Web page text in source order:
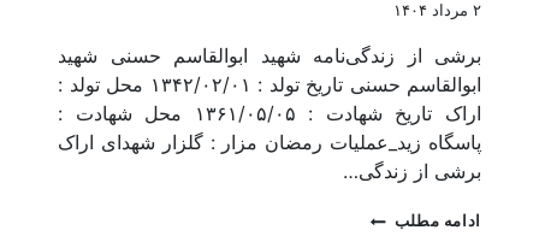
۲ مرداد ۱۴۰۴
برشی از زندگی‌نامه شهید ابوالقاسم حسنی شهید
ابوالقاسم حسنی تاریخ تولد : ۱۳۴۲/۰۲/۰۱ محل تولد :
اراک تاریخ شهادت : ۱۳۶۱/۰۵/۰۵ محل شهادت :
پاسگاه زید_عملیات رمضان مزار : گلزار شهدای اراک
برشی از زندگی…
ادامه مطلب